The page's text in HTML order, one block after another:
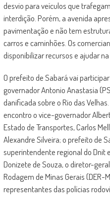
desvio para veículos que
interdição. Porém, a avenida
pavimentação e não tem
carros e caminhões. Os
disponibilizar recursos e ajudar
O prefeito de Sabará vai
governador Antonio Anastasia
danificada sobre o Rio das
encontro o vice-governador
Estado de Transportes, Carlos
Alexandre Silveira; o prefeito de
superintendente regional do Dnit
Donizete de Souza, o diretor-
Rodagem de Minas Gerais (DER-
representantes das polícias